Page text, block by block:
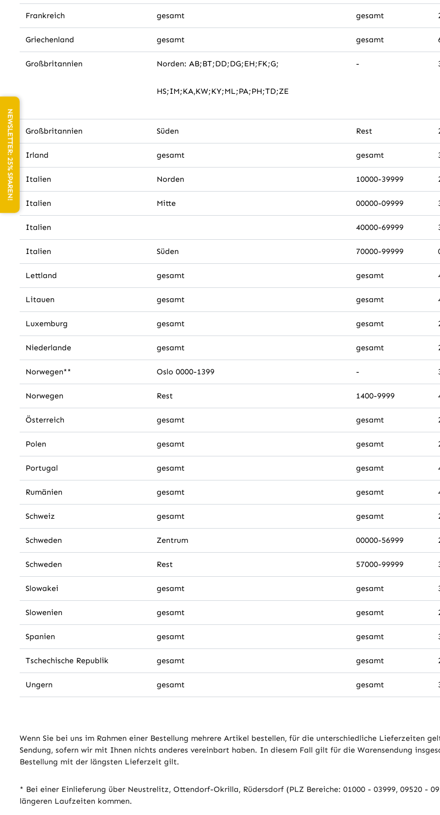
NEWSLETTER: 25% SPAREN!
Frankreich gesamt gesamt
Griechenland gesamt gesamt
Großbritannien Norden: AB;BT;DD;DG;EH;FK;G;
HS;IM;KA,KW;KY;ML;PA;PH;TD;ZE
-
Großbritannien Süden Rest
Irland gesamt gesamt
Italien Norden 10000-39999
Italien Mitte 00000-09999
Italien 40000-69999
Italien Süden 70000-99999
Lettland gesamt gesamt
Litauen gesamt gesamt
Luxemburg gesamt gesamt
Niederlande gesamt gesamt
Norwegen** Oslo 0000-1399 -
Norwegen Rest 1400-9999
Österreich gesamt gesamt
Polen gesamt gesamt
Portugal gesamt gesamt
Rumänien gesamt gesamt
Schweiz gesamt gesamt
Schweden Zentrum 00000-56999
Schweden Rest 57000-99999
Slowakei gesamt gesamt
Slowenien gesamt gesamt
Spanien gesamt gesamt
Tschechische Republik gesamt gesamt
Ungern gesamt gesamt
Wenn Sie bei uns im Rahmen einer Bestellung mehrere Artikel bestellen, für die unterschiedliche Lieferzeiten
Sendung, sofern wir mit Ihnen nichts anderes vereinbart haben. In diesem Fall gilt für die Warensendung
Bestellung mit der längsten Lieferzeit gilt.
* Bei einer Einlieferung über Neustrelitz, Ottendorf-Okrilla, Rüdersdorf (PLZ Bereiche: 01000 - 03999, 09520 -
längeren Laufzeiten kommen.